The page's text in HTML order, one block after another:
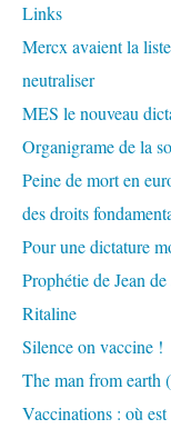
Links
Mercx avaient la
neutraliser
MES le nouveau
Organigrame de la
Peine de mort en
des droits
Pour une dictature
Prophétie de Jean
Ritaline
Silence on vaccine !
The man from earth
Vaccinations : où